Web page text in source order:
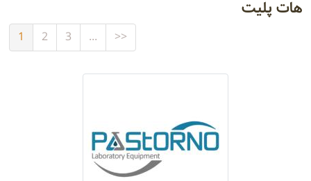
هات پلیت
1 2 3 ... >>